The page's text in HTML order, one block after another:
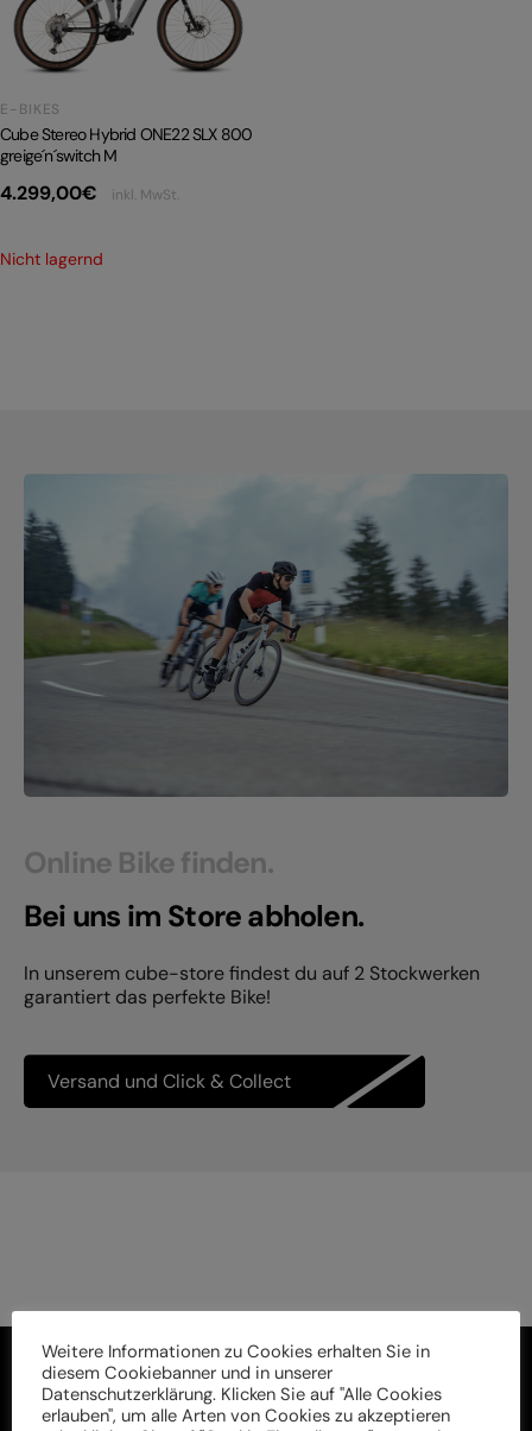
E-BIKE TOUR
PRODUKTRÜCKRUFE
E-BIKES
Cube Stereo Hybrid ONE22 SLX 800
greige´n´switch M
4.299,00€ inkl. MwSt.
Nicht lagernd
Online Bike finden.
Bei uns im Store abholen.
In unserem cube-store findest du auf 2 Stockwerken
garantiert das perfekte Bike!
Versand und Click & Collect
Weitere Informationen zu Cookies erhalten Sie in
diesem Cookiebanner und in unserer
Datenschutzerklärung. Klicken Sie auf "Alle Cookies
erlauben", um alle Arten von Cookies zu akzeptieren